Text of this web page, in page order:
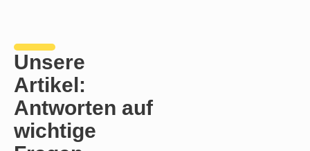
Unsere
Artikel:
Antworten auf
wichtige